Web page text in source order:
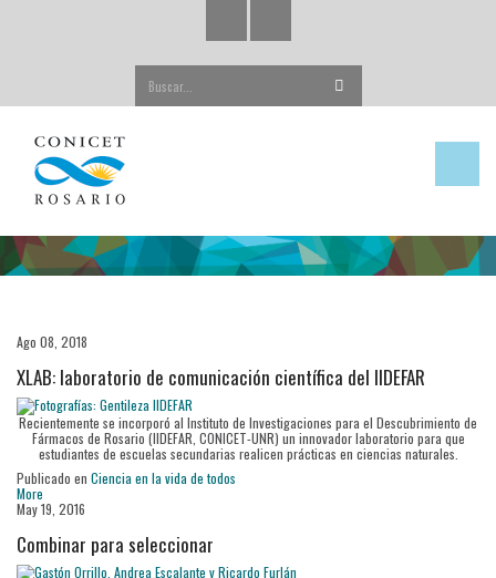
Ago 08, 2018
XLAB: laboratorio de comunicación científica del IIDEFAR
Recientemente se incorporó al Instituto de Investigaciones para el Descubrimiento de
Fármacos de Rosario (IIDEFAR, CONICET-UNR) un innovador laboratorio para que
estudiantes de escuelas secundarias realicen prácticas en ciencias naturales.
Publicado en Ciencia en la vida de todos
More
May 19, 2016
Combinar para seleccionar